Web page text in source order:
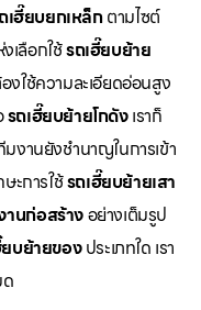
เฮี๊ยบยกเหล็กตามไซต์
เลือกใช้รถเฮี๊ยบย้าย
งใช้ความละเอียดอ่อนสูง
รถเฮี๊ยบย้ายโกดังเราก็
งานยังชำนาญในการเข้า
ะการใช้รถเฮี๊ยบย้ายเสา
านก่อสร้างอย่างเต็มรูป
บย้ายของประเภทใด เรา